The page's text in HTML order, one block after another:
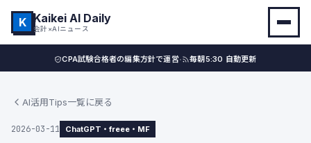
K Kaikei AI Daily
会計×AIニュース
CPA試験合格者の編集方針で運営· 毎朝5:30 自動更新
AI活用Tips一覧に戻る
2026-03-11 ChatGPT・freee・MF